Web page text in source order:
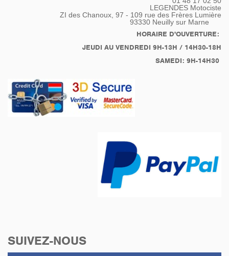
LEGENDES Motociste
ZI des Chanoux, 97 - 109 rue des Frères Lumière
93330 Neuilly sur Marne
HORAIRE D'OUVERTURE:
JEUDI AU VENDREDI 9H-13H / 14H30-18H
SAMEDI: 9H-14H30
SUIVEZ-NOUS